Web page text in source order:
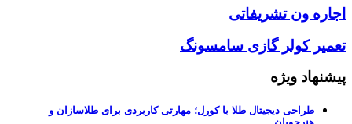
اجاره ون تشریفاتی
تعمیر کولر گازی سامسونگ
پیشنهاد ویژه
طراحی دیجیتال طلا با کورل؛ مهارتی کاربردی برای طلاسازان و